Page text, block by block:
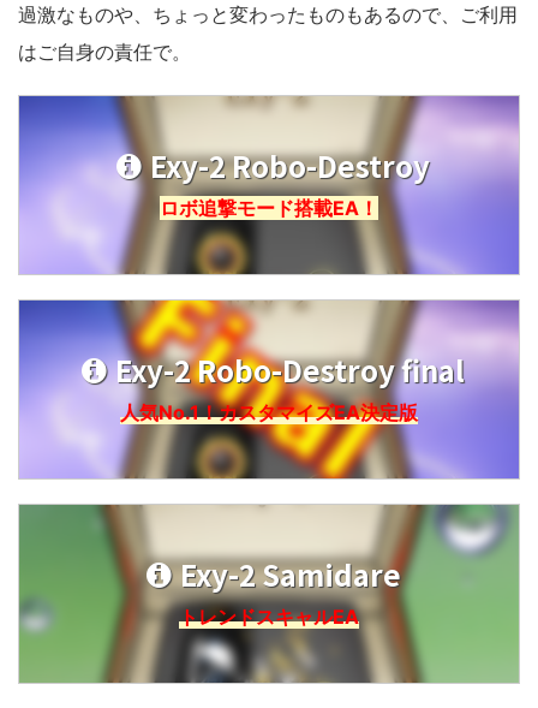
過激なものや、ちょっと変わったものもあるので、ご利用
はご自身の責任で。
Exy-2 Robo-Destroy
ロボ追撃モード搭載EA！
Exy-2 Robo-Destroy final
人気No.1！カスタマイズEA決定版
Exy-2 Samidare
トレンドスキャルEA